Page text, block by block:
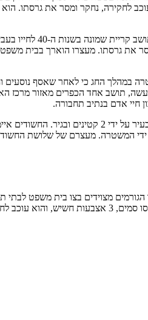
בפעילות
את גרסתו. מעצרו הוארך בבית
חיי אדם בנתיב תחבורה.
באחד הלילות השבוע בוצע שוד מזויין
המשטרה. מעצרם של שלושת
מצוידים בצו בית משפט
להסגר על ידי לוכד עירוני. אצל אחד